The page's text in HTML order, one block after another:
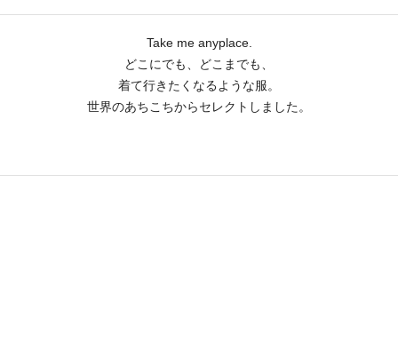
Take me anyplace.
どこにでも、どこまでも、
着て行きたくなるような服。
世界のあちこちからセレクトしました。